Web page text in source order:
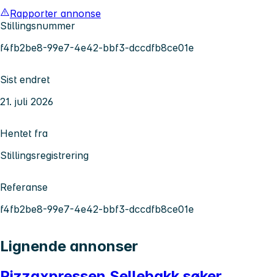
Rapporter annonse
Stillingsnummer
f4fb2be8-99e7-4e42-bbf3-dccdfb8ce01e
Sist endret
21. juli 2026
Hentet fra
Stillingsregistrering
Referanse
f4fb2be8-99e7-4e42-bbf3-dccdfb8ce01e
Lignende annonser